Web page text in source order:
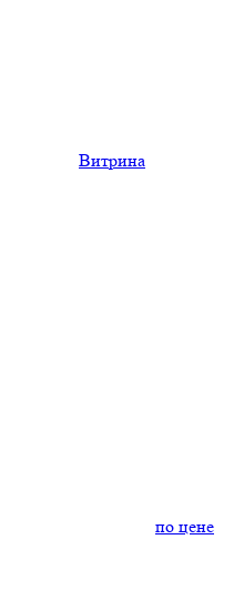
Витрина
по цене